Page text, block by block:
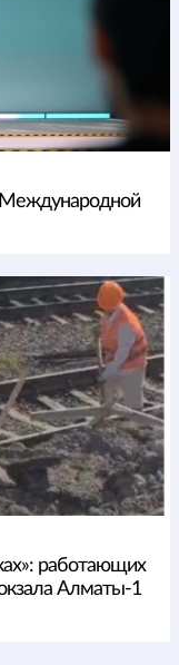
Международной
работающих
Алматы-1